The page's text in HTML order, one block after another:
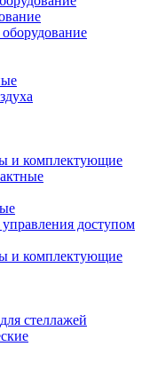
и комплектующие
доступом
и комплектующие
стеллажей